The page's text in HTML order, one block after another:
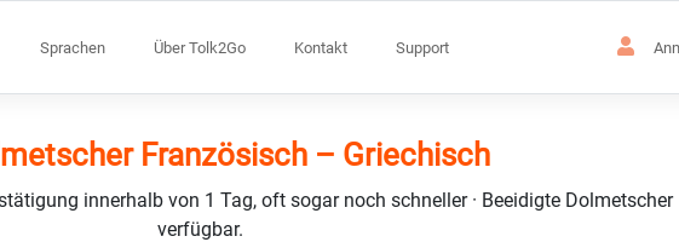
Sprachen Über Tolk2Go Kontakt Support
Französisch – Griechisch
innerhalb von 1 Tag, oft sogar noch schneller · Beeidigte Dolmetscher
verfügbar.